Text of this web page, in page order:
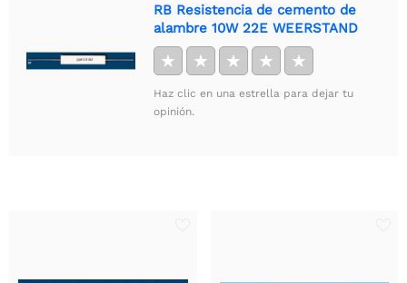
RB Resistencia de cemento de
alambre 10W 22E WEERSTAND
★ ★ ★ ★ ★
Haz clic en una estrella para dejar tu
opinión.